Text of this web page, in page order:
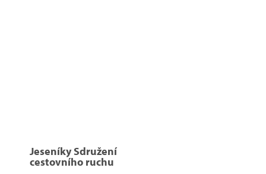
Jeseníky Sdružení
cestovního ruchu